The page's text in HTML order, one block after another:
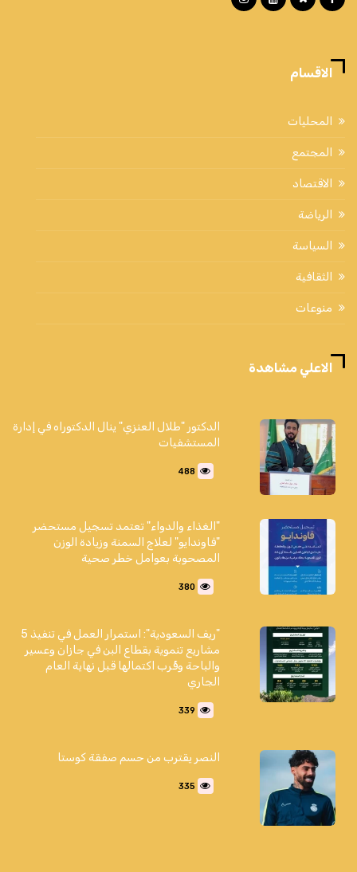
الاقسام
المحليات
المجتمع
الاقتصاد
الرياضة
السياسة
الثقافية
منوعات
الاعلي مشاهدة
الدكتور "طلال العنزي" ينال الدكتوراه في إدارة
المستشفيات
488
"الغذاء والدواء" تعتمد تسجيل مستحضر
"فاوندايو" لعلاج السمنة وزيادة الوزن
المصحوبة بعوامل خطر صحية
380
"ريف السعودية": استمرار العمل في تنفيذ 5
مشاريع تنموية بقطاع البن في جازان وعسير
والباحة وقُرب اكتمالها قبل نهاية العام
الجاري
339
النصر يقترب من حسم صفقة كوستا
335